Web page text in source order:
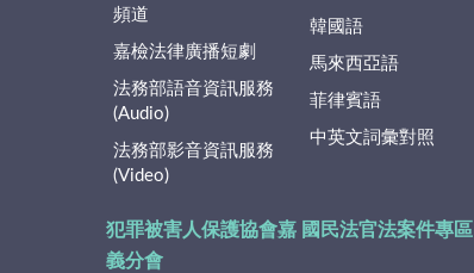
頻道
嘉檢法律廣播短劇
法務部語音資訊服務
(Audio)
法務部影音資訊服務
(Video)
韓國語
馬來西亞語
菲律賓語
中英文詞彙對照
犯罪被害人保護協會嘉
義分會
國民法官法案件專區